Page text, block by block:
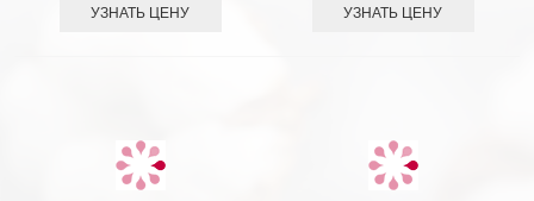
УЗНАТЬ ЦЕНУ УЗНАТЬ ЦЕНУ